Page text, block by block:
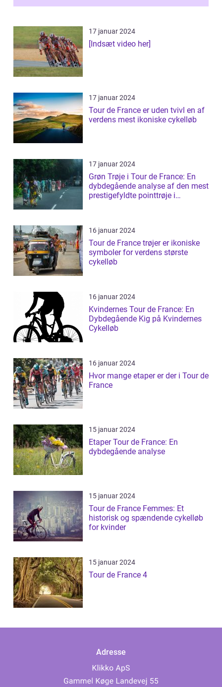
enestående præs...
17 januar 2024
[Indsæt video her]
17 januar 2024
Tour de France er uden tvivl en af
verdens mest ikoniske cykelløb
17 januar 2024
Grøn Trøje i Tour de France: En
dybdegående analyse af den mest
prestigefyldte pointtrøje i
16 januar 2024
Tour de France trøjer er ikoniske
symboler for verdens største
cykelløb
16 januar 2024
Kvindernes Tour de France: En
Dybdegående Kig på Kvindernes
Cykelløb
16 januar 2024
Hvor mange etaper er der i Tour de
France
15 januar 2024
Etaper Tour de France: En
dybdegående analyse
15 januar 2024
Tour de France Femmes: Et
historisk og spændende cykelløb
for kvinder
15 januar 2024
Tour de France 4
Adresse